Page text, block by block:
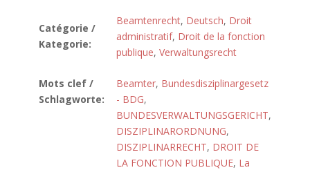
Catégorie /
Kategorie:
Beamtenrecht, Deutsch, Droit
administratif, Droit de la fonction
publique, Verwaltungsrecht
Mots clef /
Schlagworte:
Beamter, Bundesdisziplinargesetz
- BDG,
BUNDESVERWALTUNGSGERICHT,
DISZIPLINARORDNUNG,
DISZIPLINARRECHT, DROIT DE
LA FONCTION PUBLIQUE, La